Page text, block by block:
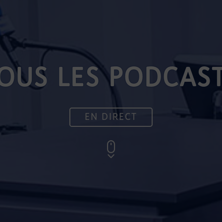
LES
EN DIRECT